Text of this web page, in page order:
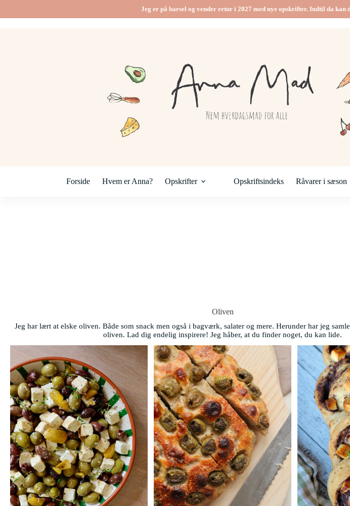
Jeg er på barsel og vender retur i 2027 med nye opskrifter. Indtil da
Forside Hvem er Anna? Opskrifter Opskriftsindeks Råvarer i sæson
Oliven
Jeg har lært at elske oliven. Både som snack men også i bagværk, salater og mere. Herunder har jeg
oliven. Lad dig endelig inspirere! Jeg håber, at du finder noget, du kan lide.